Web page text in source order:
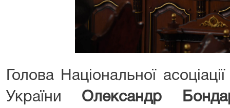
Голова Національної
України Олександр